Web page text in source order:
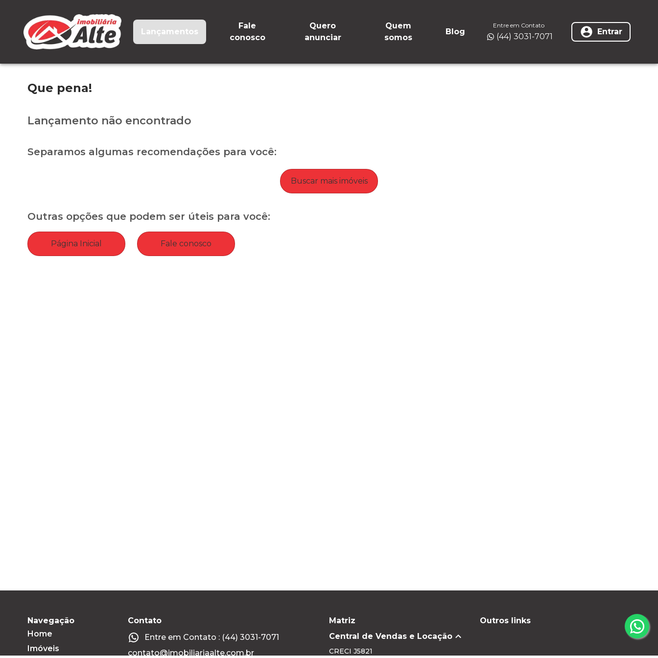
Lançamentos
Fale
conosco
Quero
anunciar
Quem
somos
Blog
Entre em Contato
(44) 3031-7071 Entrar
Que pena!
Lançamento não encontrado
Separamos algumas recomendações para você:
Buscar mais imóveis
Outras opções que podem ser úteis para você:
Página Inicial Fale conosco
Navegação
Home
Imóveis
Contato
Entre em Contato : (44) 3031-7071
contato@imobiliariaalte.com.br
Matriz
Central de Vendas e Locação
CRECI J5821
Outros links